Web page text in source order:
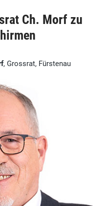
Ch. Morf zu
, Grossrat, Fürstenau